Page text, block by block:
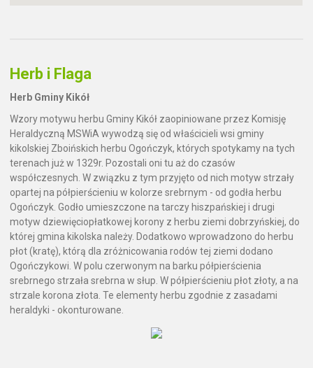
Herb i Flaga
Herb Gminy Kikół
Wzory motywu herbu Gminy Kikół zaopiniowane przez Komisję
Heraldyczną MSWiA wywodzą się od właścicieli wsi gminy
kikolskiej Zboińskich herbu Ogończyk, których spotykamy na tych
terenach już w 1329r. Pozostali oni tu aż do czasów
współczesnych. W związku z tym przyjęto od nich motyw strzały
opartej na półpierścieniu w kolorze srebrnym - od godła herbu
Ogończyk. Godło umieszczone na tarczy hiszpańskiej i drugi
motyw dziewięciopłatkowej korony z herbu ziemi dobrzyńskiej, do
której gmina kikolska należy. Dodatkowo wprowadzono do herbu
płot (kratę), którą dla zróżnicowania rodów tej ziemi dodano
Ogończykowi. W polu czerwonym na barku półpierścienia
srebrnego strzała srebrna w słup. W półpierścieniu płot złoty, a na
strzale korona złota. Te elementy herbu zgodnie z zasadami
heraldyki - okonturowane.